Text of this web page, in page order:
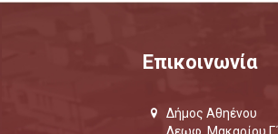
Επικοινωνία
Δήμος Αθηένου